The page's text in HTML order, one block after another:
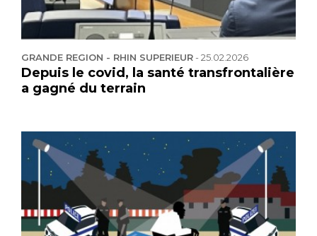
GRANDE REGION - RHIN SUPERIEUR-25.02.2026
Depuis le covid, la santé transfrontalière
a gagné du terrain